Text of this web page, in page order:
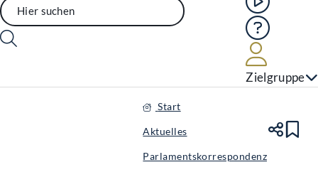
Hilfe
Zielgruppe
Start
Aktuelles
Parlamentskorrespondenz